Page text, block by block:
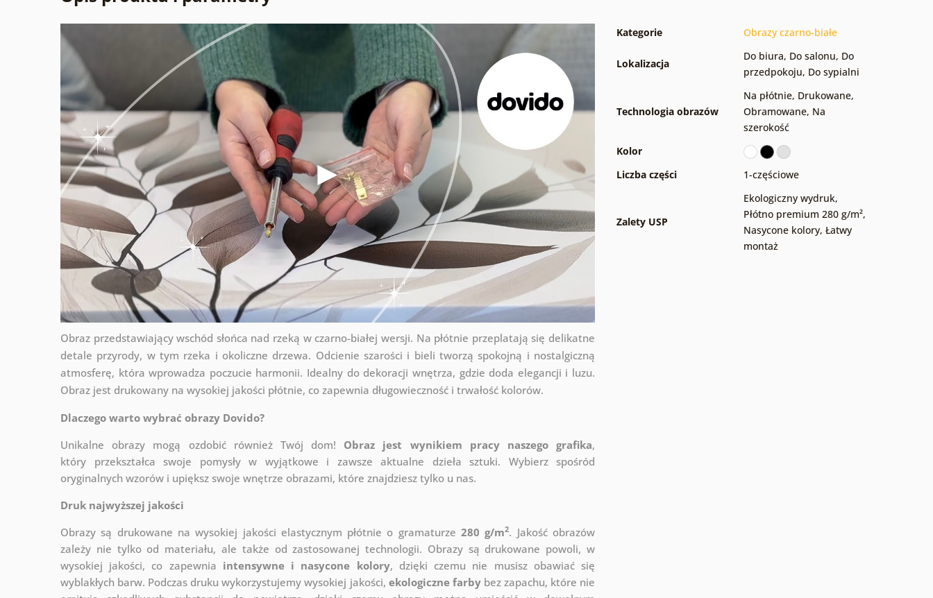
Obraz przedstawiający wschód słońca nad rzeką w czarno-białej wersji. Na płótnie przeplatają się delikatne
detale przyrody, w tym rzeka i okoliczne drzewa. Odcienie szarości i bieli tworzą spokojną i nostalgiczną
atmosferę, która wprowadza poczucie harmonii. Idealny do dekoracji wnętrza, gdzie doda elegancji i luzu.
Obraz jest drukowany na wysokiej jakości płótnie, co zapewnia długowieczność i trwałość kolorów.
Dlaczego warto wybrać obrazy Dovido?
Unikalne obrazy mogą ozdobić również Twój dom! Obraz jest wynikiem pracy naszego grafika,
który przekształca swoje pomysły w wyjątkowe i zawsze aktualne dzieła sztuki. Wybierz spośród
oryginalnych wzorów i upiększ swoje wnętrze obrazami, które znajdziesz tylko u nas.
Druk najwyższej jakości
Obrazy są drukowane na wysokiej jakości elastycznym płótnie o gramaturze280 g/m2. Jakość obrazów
zależy nie tylko od materiału, ale także od zastosowanej technologii. Obrazy są drukowane powoli, w
wysokiej jakości, co zapewnia intensywne i nasycone kolory, dzięki czemu nie musisz obawiać się
wyblakłych barw. Podczas druku wykorzystujemy wysokiej jakości, ekologiczne farbybez zapachu, które nie
Kategorie Obrazy czarno-białe
Lokalizacja
Do biura, Do salonu, Do
przedpokoju, Do sypialni
Technologia obrazów
Na płótnie, Drukowane,
Obramowane, Na
szerokość
Kolor
Liczba części
1-częściowe
Zalety USP
Ekologiczny wydruk,
Płótno premium 280 g/m²,
Nasycone kolory, Łatwy
montaż